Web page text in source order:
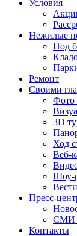
Условия
Нежилые
Под
Ремонт
Своими
3D
Ход
Веб-
Шоу-
Пресс-
СМИ
Контакты